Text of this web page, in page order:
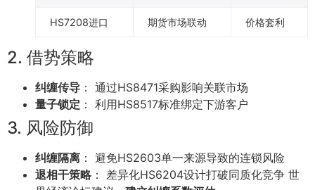
HS7208进口 期货市场联动 价格套利
2. 借势策略
纠缠传导 ： 通过HS8471采购影响关联市场
量子锁定 ： 利用HS8517标准绑定下游客户
3. 风险防御
纠缠隔离 ： 避免HS2603单一来源导致的连锁风险
退相干策略： 差异化HS6204设计打破同质化竞争 世